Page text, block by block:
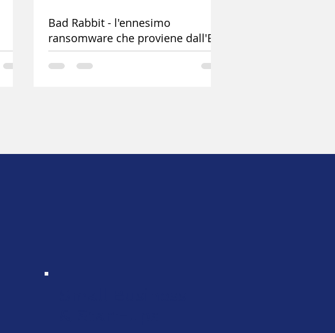
Bad Rabbit - l'ennesimo
ransomware che proviene dall'Est
Europa